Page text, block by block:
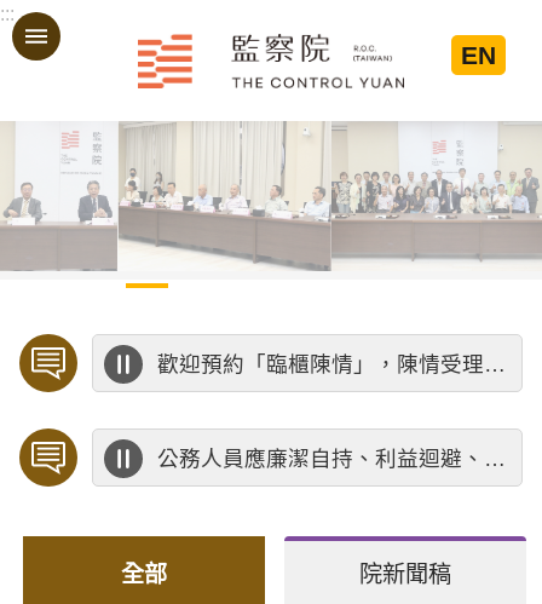
跳到主要內容區塊
:::
EN
歡迎預約「臨櫃陳情」，陳情受理中心將優先排定人員與您接談，釐清案情爭點後收案處理，以節省您的寶貴時間。
公務人員應廉潔自持、利益迴避、依法公正執行公務～考試院公務人員保障暨培訓委員會～
全部 院新聞稿